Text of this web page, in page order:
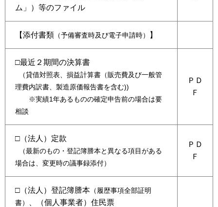
ム」）等のファイル
【添付書類 （予備審査時及び電子申請時） 】
□最近２期間の決算書
（貸借対照表、損益計算書（販売費及び一般管
理費内訳書、製造原価報告書を含む))
※実績1年あるものの確定申告前の場合は要
相談
ＰＤ
Ｆ
□（法人）定款
（最新のもの・登記簿謄本と異なる項目がある
場合は、変更時の議事録添付）
ＰＤ
Ｆ
□（法人）登記簿謄本 （履歴事項全部証明
書）
、（個人事業者）住民票